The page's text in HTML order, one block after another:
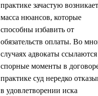
практике зачастую возникает
масса нюансов, которые
способны избавить от
обязательств оплаты. Во
случаях адвокаты
спорные моменты в
практике суд нередко
в удовлетворении иска